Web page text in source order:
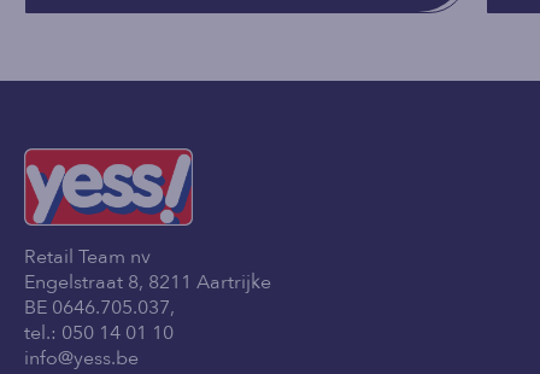
Retail Team nv
Engelstraat 8, 8211 Aartrijke
BE 0646.705.037,
tel.: 050 14 01 10
info@yess.be